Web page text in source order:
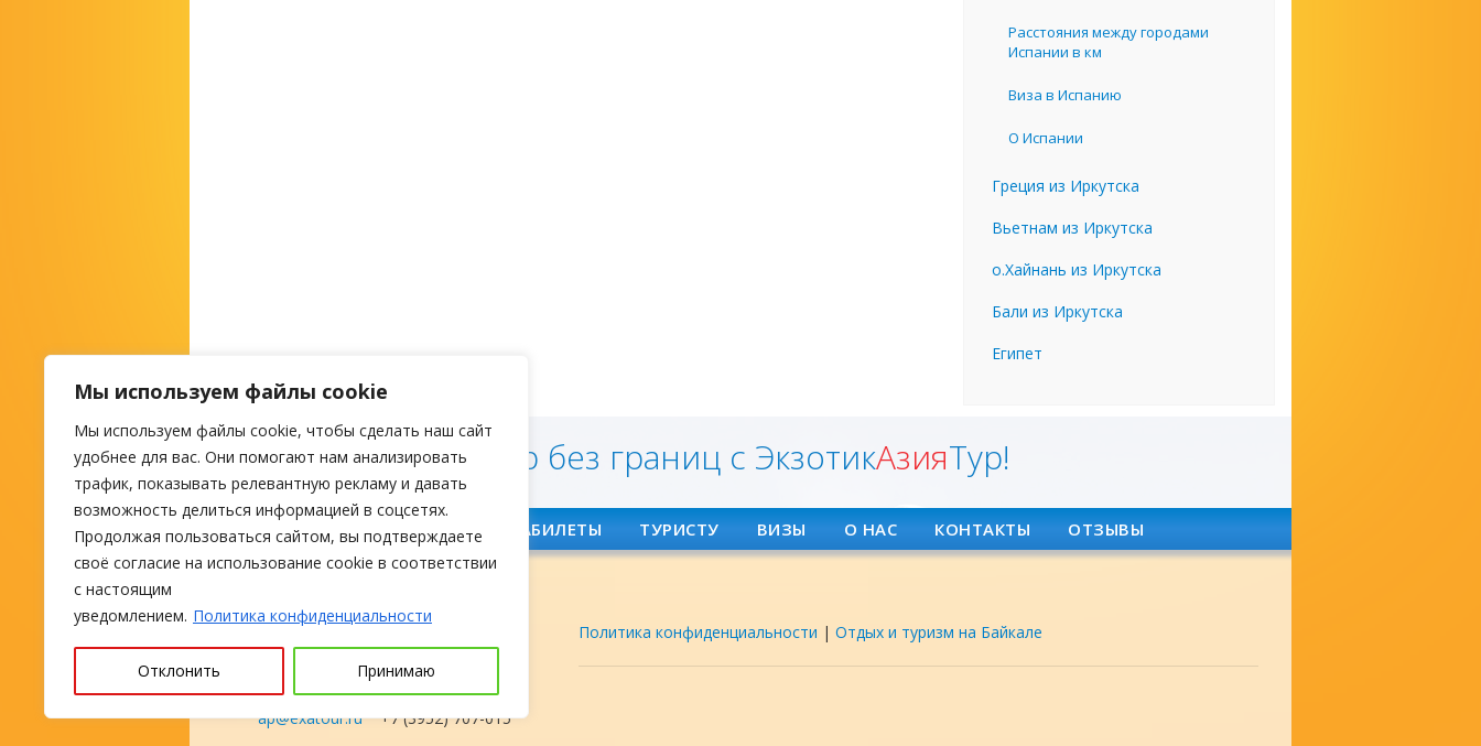
Мы используем файлы cookie
Мы используем файлы cookie, чтобы сделать наш сайт
удобнее для вас. Они помогают нам анализировать
трафик, показывать релевантную рекламу и давать
возможность делиться информацией в соцсетях.
Продолжая пользоваться сайтом, вы подтверждаете
своё согласие на использование cookie в соответствии
с настоящим
уведомлением. Политика конфиденциальности
Отклонить Принимаю
Расстояния между городами
Испании в км
Виза в Испанию
О Испании
Греция из Иркутска
Вьетнам из Иркутска
о.Хайнань из Иркутска
Бали из Иркутска
Египет
Мир без границ с ЭкзотикАзияТур!
ПОИСК ТУРА АВИАБИЛЕТЫ ТУРИСТУ ВИЗЫ О НАС КОНТАКТЫ ОТЗЫВЫ
туроператор с 2004 года, турагент
ap@exatour.ru+7 (3952) 707-015
Политика конфиденциальности |Отдых и туризм на Байкале